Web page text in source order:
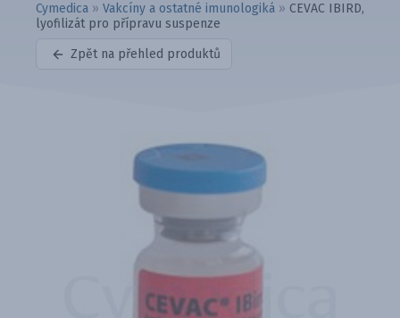
Cymedica » Vakcíny a ostatné imunologiká » CEVAC IBIRD,
lyofilizát pro přípravu suspenze
Zpět na přehled produktů